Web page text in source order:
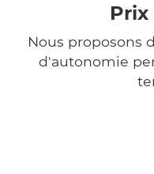
Nous proposons
d'autonomie